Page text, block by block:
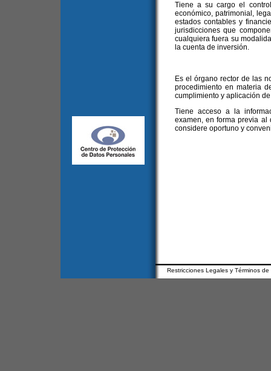
Tiene a su cargo el
económico, patrimonial,
estados contables y
jurisdicciones que
cualquiera fuera su
la cuenta de inversión.
Es el órgano rector de las
procedimiento en materia
cumplimiento y aplicación
Tiene acceso a la
examen, en forma previa
considere oportuno y
Restricciones Legales y Términos de